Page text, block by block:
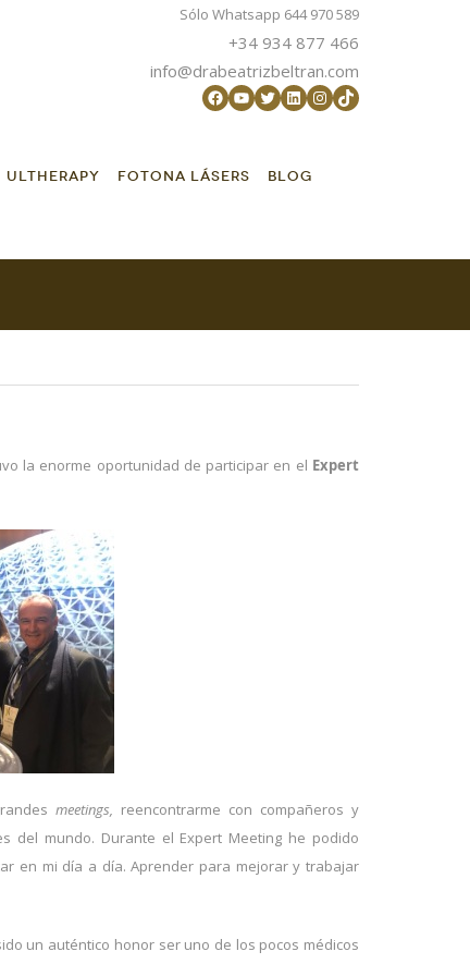
Sólo Whatsapp 644 970 589
+34 934 877 466
info@drabeatrizbeltran.com
Facebook
YouTube
Twitter
LinkedIn
Instagram
TikTok
ULTHERAPY FOTONA LÁSERS BLOG
la enorme oportunidad de participar en el Expert
meetings, reencontrarme con compañeros y
del mundo. Durante el Expert Meeting he podido
en mi día a día. Aprender para mejorar y trabajar
un auténtico honor ser uno de los pocos médicos